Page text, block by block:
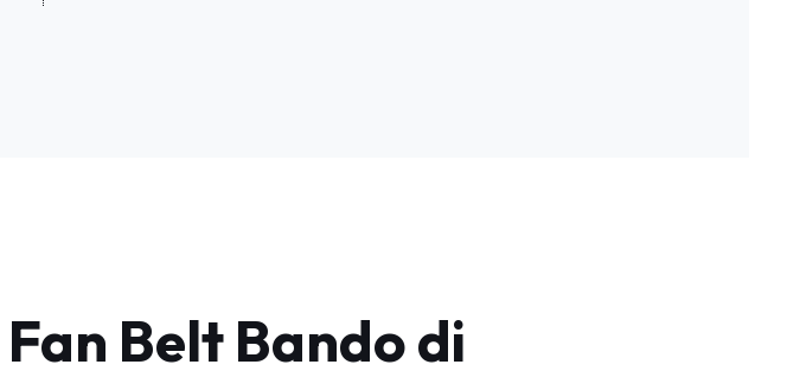
Belt Bando di